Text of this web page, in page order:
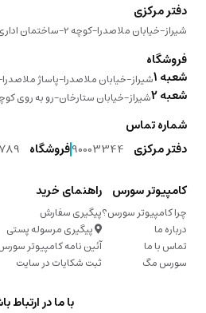
4-واحد 104
پاساژ ملاصدرا-زیرزمین پلاک 15
ستارخان-رو به روی کوچه 14
فروشگاه 09177102789
راهنمای خرید
پیگیری سفارش
پیگیری مرسوله پستی
آئین نامه کامپیوتر سورس
ثبت شکایات در سایت